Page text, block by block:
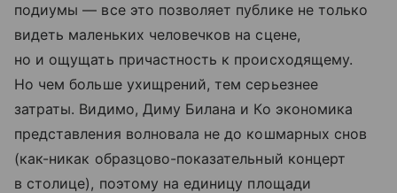
подиумы — все это позволяет публике не только
видеть маленьких человечков на сцене,
но и ощущать причастность к происходящему.
Но чем больше ухищрений, тем серьезнее
затраты. Видимо, Диму Билана и Ко экономика
представления волновала не до кошмарных снов
(как-никак образцово-показательный концерт
в столице), поэтому на единицу площади